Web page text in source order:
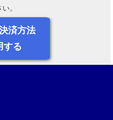
。
済方法
する